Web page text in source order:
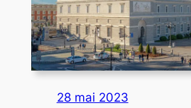
28 mai 2023